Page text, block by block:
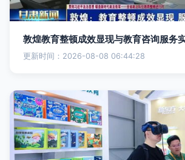
敦煌教育整顿成效显现与教育咨询服务
更新时间：2026-08-08 06:44:28